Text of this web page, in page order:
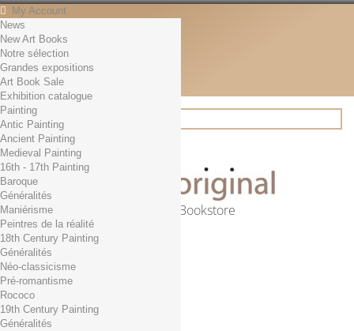
My Account
Contact
English
English
Français
News
Search
Online Art Bookstore
Cart (empty)
No products
Free shipping!
0,00 € Total
Check out
News
New Art Books
Notre sélection
Grandes expositions
Art Book Sale
Exhibition catalogue
Painting
Antic Painting
Ancient Painting
Medieval Painting
16th - 17th Painting
Baroque
Généralités
Maniérisme
Peintres de la réalité
18th Century Painting
Généralités
Néo-classicisme
Pré-romantisme
Rococo
19th Century Painting
Généralités